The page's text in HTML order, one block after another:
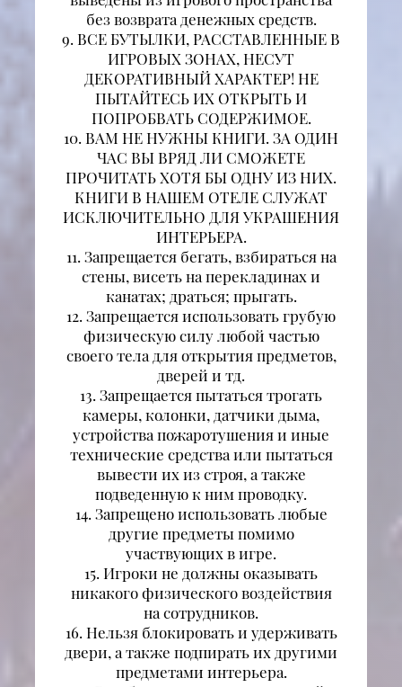
без возврата денежных средств.
9. ВСЕ БУТЫЛКИ, РАССТАВЛЕННЫЕ В
ИГРОВЫХ ЗОНАХ, НЕСУТ
ДЕКОРАТИВНЫЙ ХАРАКТЕР! НЕ
ПЫТАЙТЕСЬ ИХ ОТКРЫТЬ И
ПОПРОБВАТЬ СОДЕРЖИМОЕ.
10. ВАМ НЕ НУЖНЫ КНИГИ. ЗА ОДИН
ЧАС ВЫ ВРЯД ЛИ СМОЖЕТЕ
ПРОЧИТАТЬ ХОТЯ БЫ ОДНУ ИЗ НИХ.
КНИГИ В НАШЕМ ОТЕЛЕ СЛУЖАТ
ИСКЛЮЧИТЕЛЬНО ДЛЯ УКРАШЕНИЯ
ИНТЕРЬЕРА.
11. Запрещается бегать, взбираться на
стены, висеть на перекладинах и
канатах; драться; прыгать.
12. Запрещается использовать грубую
физическую силу любой частью
своего тела для открытия предметов,
дверей и тд.
13. Запрещается пытаться трогать
камеры, колонки, датчики дыма,
устройства пожаротушения и иные
технические средства или пытаться
вывести их из строя, а также
подведенную к ним проводку.
14. Запрещено использовать любые
другие предметы помимо
участвующих в игре.
15. Игроки не должны оказывать
никакого физического воздействия
на сотрудников.
16. Нельзя блокировать и удерживать
двери, а также подпирать их другими
предметами интерьера.